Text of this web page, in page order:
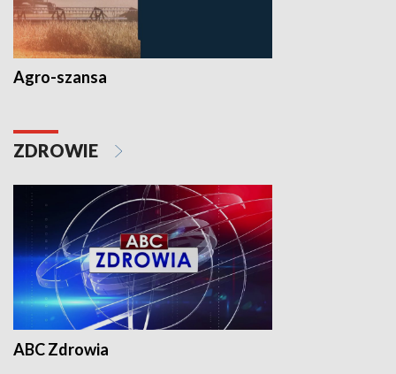
Agro-szansa
ZDROWIE
ABC Zdrowia